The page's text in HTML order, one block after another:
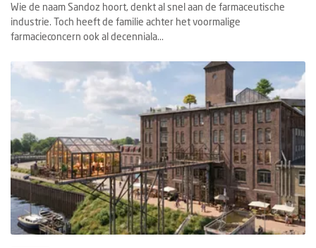
Wie de naam Sandoz hoort, denkt al snel aan de farmaceutische
industrie. Toch heeft de familie achter het voormalige
farmacieconcern ook al decenniala...